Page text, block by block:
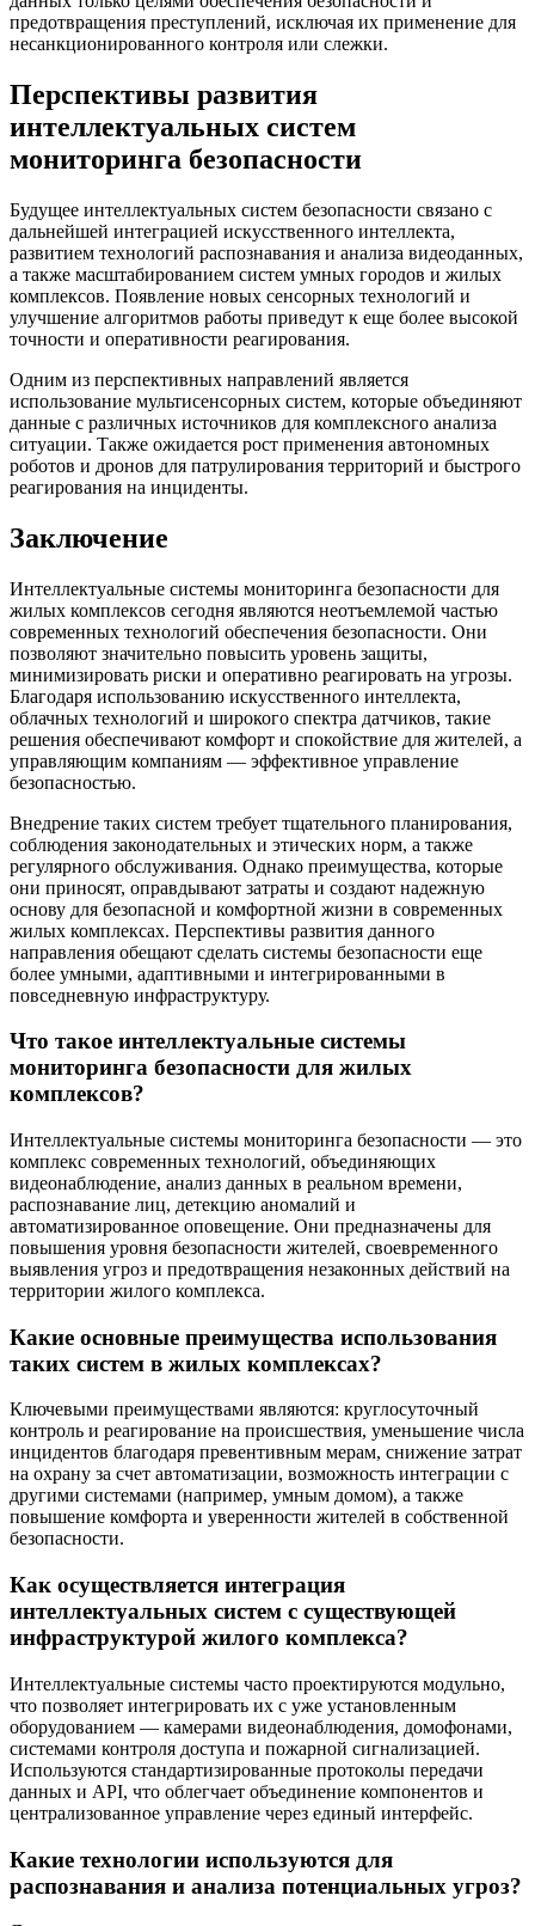
предотвращения преступлений, исключая их применение для
несанкционированного контроля или слежки.
Перспективы развития
интеллектуальных систем
мониторинга безопасности
Будущее интеллектуальных систем безопасности связано с
дальнейшей интеграцией искусственного интеллекта,
развитием технологий распознавания и анализа видеоданных,
а также масштабированием систем умных городов и жилых
комплексов. Появление новых сенсорных технологий и
улучшение алгоритмов работы приведут к еще более высокой
точности и оперативности реагирования.
Одним из перспективных направлений является
использование мультисенсорных систем, которые объединяют
данные с различных источников для комплексного анализа
ситуации. Также ожидается рост применения автономных
роботов и дронов для патрулирования территорий и быстрого
реагирования на инциденты.
Заключение
Интеллектуальные системы мониторинга безопасности для
жилых комплексов сегодня являются неотъемлемой частью
современных технологий обеспечения безопасности. Они
позволяют значительно повысить уровень защиты,
минимизировать риски и оперативно реагировать на угрозы.
Благодаря использованию искусственного интеллекта,
облачных технологий и широкого спектра датчиков, такие
решения обеспечивают комфорт и спокойствие для жителей, а
управляющим компаниям — эффективное управление
безопасностью.
Внедрение таких систем требует тщательного планирования,
соблюдения законодательных и этических норм, а также
регулярного обслуживания. Однако преимущества, которые
они приносят, оправдывают затраты и создают надежную
основу для безопасной и комфортной жизни в современных
жилых комплексах. Перспективы развития данного
направления обещают сделать системы безопасности еще
более умными, адаптивными и интегрированными в
повседневную инфраструктуру.
Что такое интеллектуальные системы
мониторинга безопасности для жилых
комплексов?
Интеллектуальные системы мониторинга безопасности — это
комплекс современных технологий, объединяющих
видеонаблюдение, анализ данных в реальном времени,
распознавание лиц, детекцию аномалий и
автоматизированное оповещение. Они предназначены для
повышения уровня безопасности жителей, своевременного
выявления угроз и предотвращения незаконных действий на
территории жилого комплекса.
Какие основные преимущества использования
таких систем в жилых комплексах?
Ключевыми преимуществами являются: круглосуточный
контроль и реагирование на происшествия, уменьшение числа
инцидентов благодаря превентивным мерам, снижение затрат
на охрану за счет автоматизации, возможность интеграции с
другими системами (например, умным домом), а также
повышение комфорта и уверенности жителей в собственной
безопасности.
Как осуществляется интеграция
интеллектуальных систем с существующей
инфраструктурой жилого комплекса?
Интеллектуальные системы часто проектируются модульно,
что позволяет интегрировать их с уже установленным
оборудованием — камерами видеонаблюдения, домофонами,
системами контроля доступа и пожарной сигнализацией.
Используются стандартизированные протоколы передачи
данных и API, что облегчает объединение компонентов и
централизованное управление через единый интерфейс.
Какие технологии используются для
распознавания и анализа потенциальных угроз?